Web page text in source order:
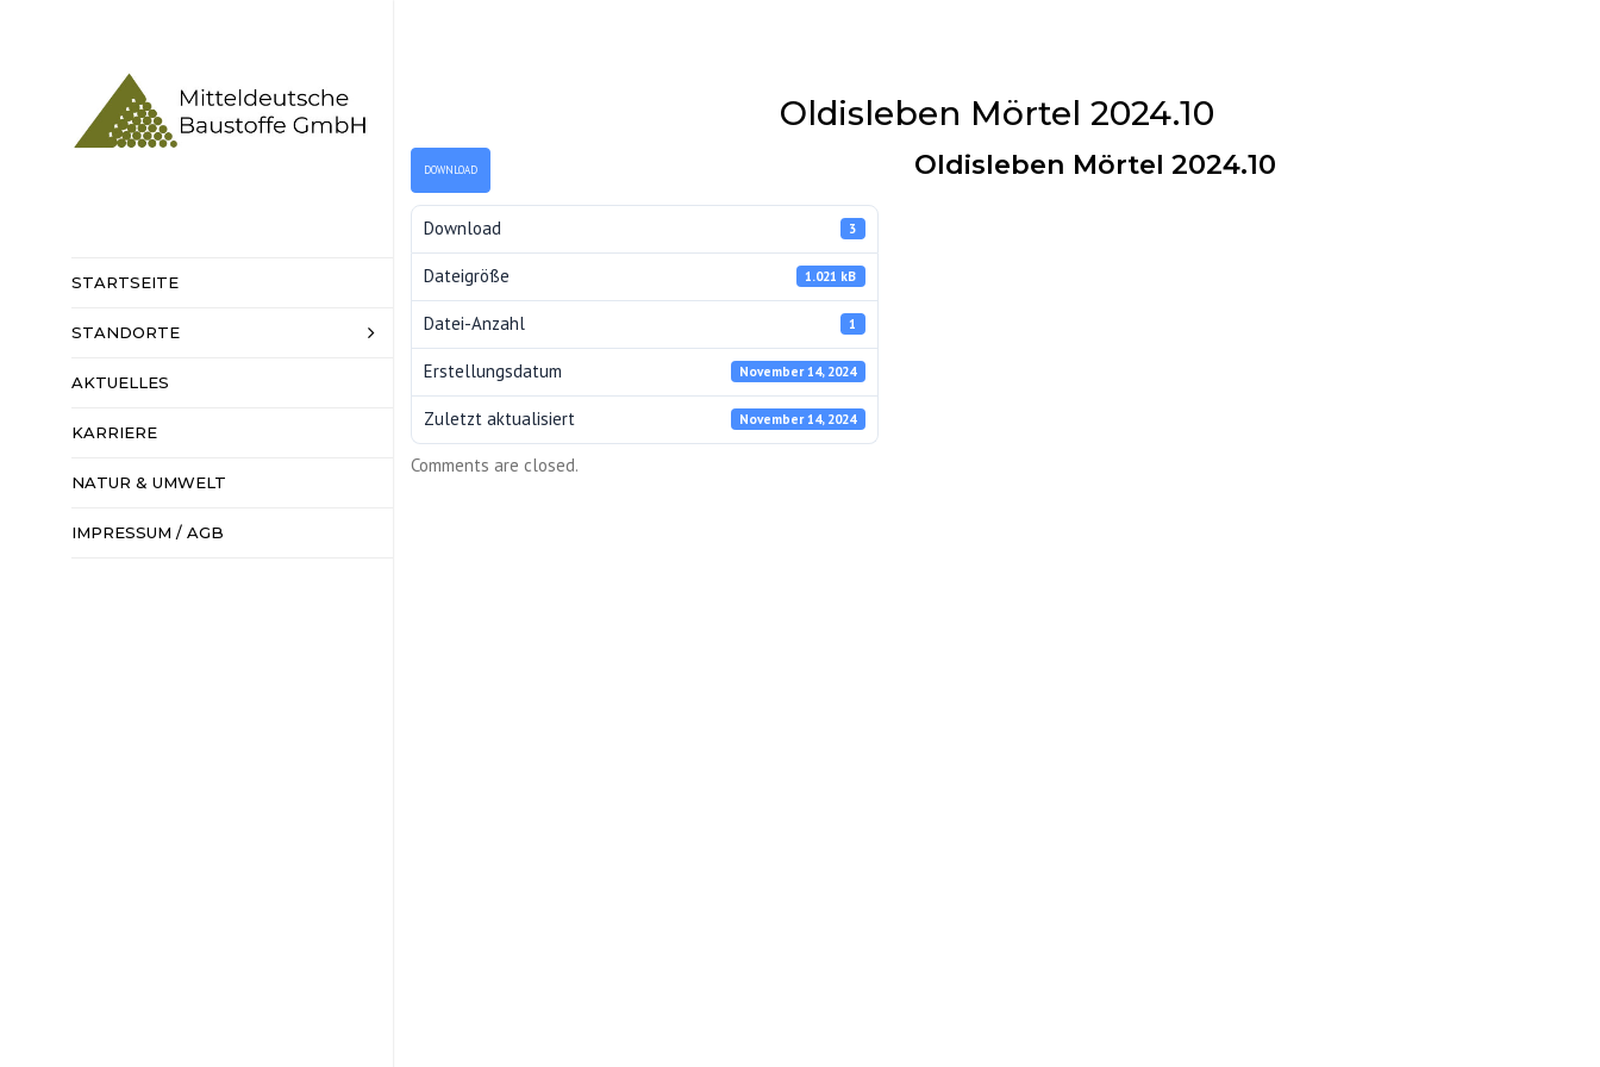
STARTSEITE
STANDORTE
HAUPTSITZ
KIESWERKE
HARTSTEINWERKE
AKTUELLES
KARRIERE
NATUR & UMWELT
IMPRESSUM / AGB
Oldisleben Mörtel 2024.10
DOWNLOAD
Download 3
Dateigröße 1.021 kB
Datei-Anzahl 1
Erstellungsdatum November 14, 2024
Zuletzt aktualisiert November 14, 2024
Oldisleben Mörtel 2024.10
Comments are closed.